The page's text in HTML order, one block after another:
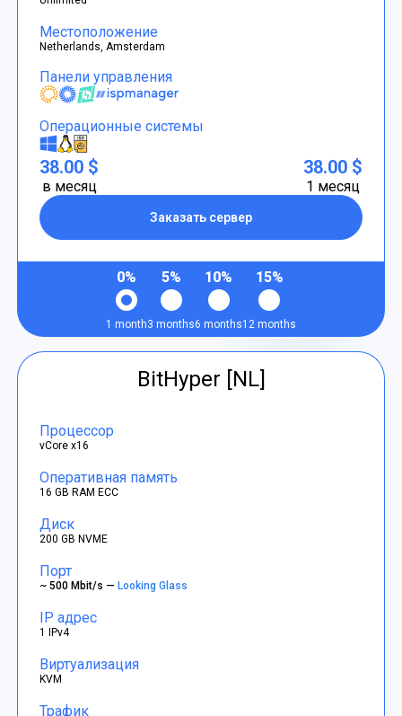
Местоположение
Netherlands, Amsterdam
Панели управления
Операционные системы
38.00 $
в месяц
Заказать сервер
38.00 $
1 месяц
0%
1 month
5%
3 months
10%
6 months
15%
12 months
BitHyper [NL]
Процессор
vCore x16
Оперативная память
16 GB RAM ECC
Диск
200 GB NVME
Порт
~ 500 Mbit/s —Looking Glass
IP адрес
1 IPv4
Виртуализация
KVM
Трафик